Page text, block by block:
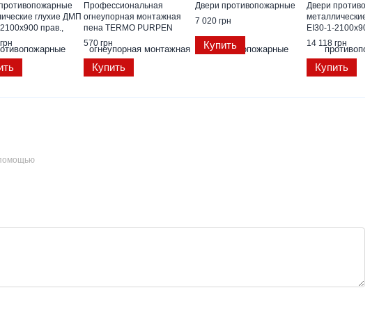
глухие ДМП
прав.,
Профессиональная
огнеупорная монтажная
пена TERMO PURPEN
FIRESTOP P 750 ml
570 грн
Купить
Двери противопожарные
7 020 грн
Купить
Двери
металлические
ЕІ30-1-2100х900
ЕвроСтандарт
14 118 грн
Купить